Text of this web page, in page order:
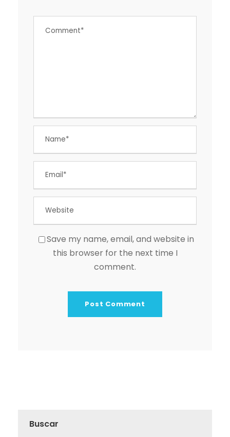
Save my name, email, and website in
this browser for the next time I
comment.
Buscar